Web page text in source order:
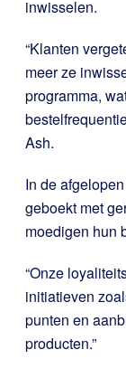
inwisselen.
“Klanten
meer ze
programma,
Ash.
In de
geboekt met
moedigen hun
“Onze
initiatieven
punten en
producten.”